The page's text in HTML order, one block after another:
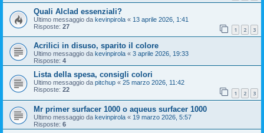
Quali Alclad essenziali?
Ultimo messaggio da kevinpirola « 13 aprile 2026, 1:41
Risposte: 27 1 2 3
Acrilici in disuso, sparito il colore
Ultimo messaggio da kevinpirola « 3 aprile 2026, 19:33
Risposte: 4
Lista della spesa, consigli colori
Ultimo messaggio da pitchup « 25 marzo 2026, 11:42
Risposte: 22 1 2 3
Mr primer surfacer 1000 o aqueus surfacer 1000
Ultimo messaggio da kevinpirola « 19 marzo 2026, 5:57
Risposte: 6